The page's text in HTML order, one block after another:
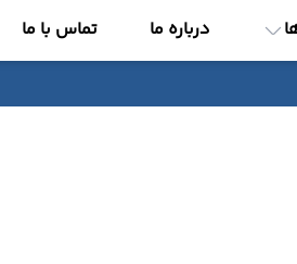
درباره ما تماس با ما